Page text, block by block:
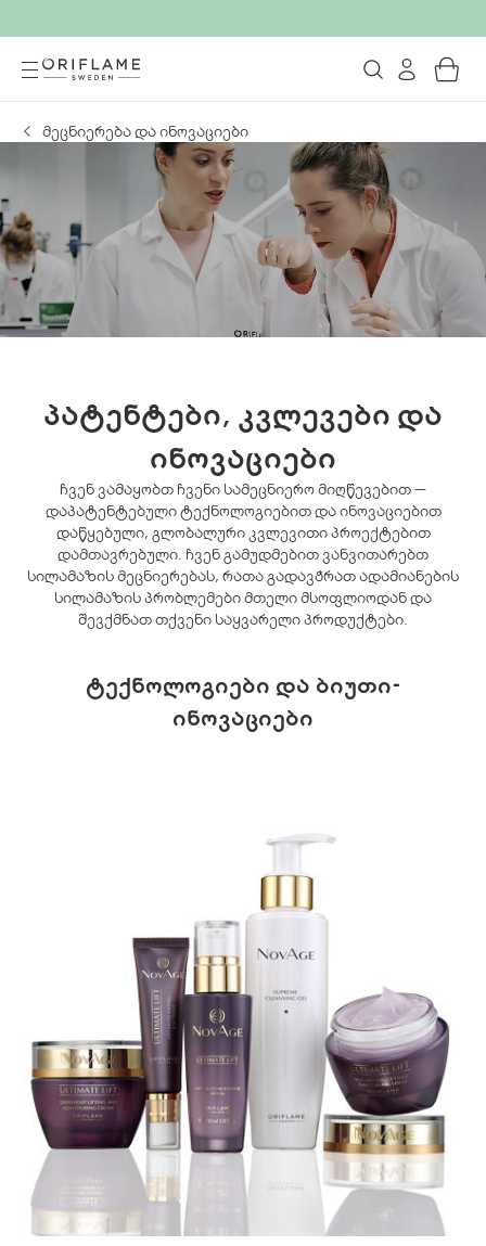
მეცნიერება და ინოვაციები
პატენტები, კვლევები და
ინოვაციები
ჩვენ ვამაყობთ ჩვენი სამეცნიერო მიღწევებით —
დაპატენტებული ტექნოლოგიებით და ინოვაციებით
დაწყებული, გლობალური კვლევითი პროექტებით
დამთავრებული. ჩვენ გამუდმებით ვანვითარებთ
სილამაზის მეცნიერებას, რათა გადავჭრათ ადამიანების
სილამაზის პრობლემები მთელი მსოფლიოდან და
შევქმნათ თქვენი საყვარელი პროდუქტები.
ტექნოლოგიები და ბიუთი-
ინოვაციები